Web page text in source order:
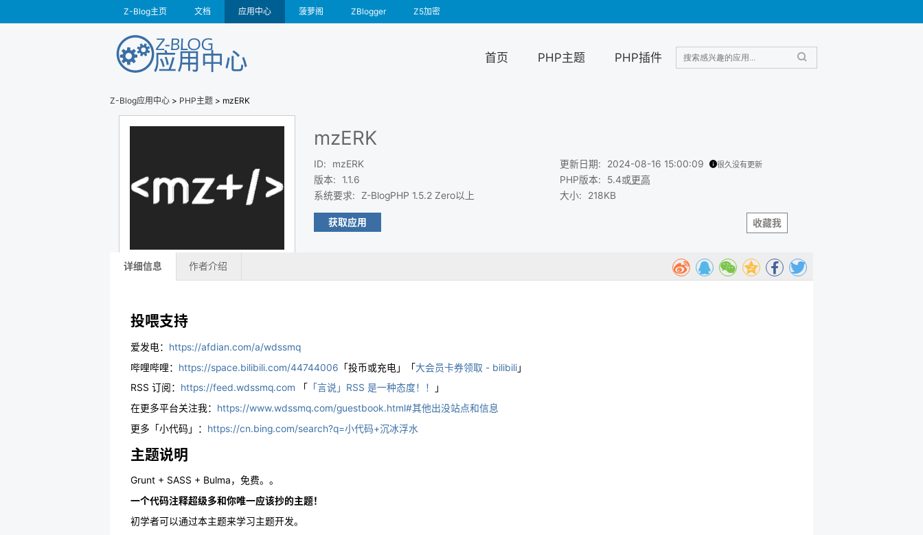
Z-Blog主页 文档 应用中心 菠萝阁 ZBlogger Z5加密
首页 PHP主题 PHP插件
Z-Blog应用中心 > PHP主题 > mzERK
mzERK
ID:
mzERK
版本:
1.1.6
系统要求: Z-BlogPHP 1.5.2 Zero以上
更新日期: 2024-08-16 15:00:09 很久没有更新
PHP版本: 5.4或更高
大小: 218KB
收藏我
获取应用
详细信息 作者介绍
投喂支持
爱发电： https://afdian.com/a/wdssmq
哔哩哔哩： https://space.bilibili.com/44744006 「投币或充电」「大会员卡券领取 - bilibili」
RSS 订阅： https://feed.wdssmq.com 「 「言说」RSS 是一种态度！！
」
在更多平台关注我： https://www.wdssmq.com/guestbook.html#其他出没站点和信息
更多「小代码」： https://cn.bing.com/search?q=小代码+沉冰浮水
主题说明
Grunt + SASS + Bulma，免费。。
一个代码注释超级多和你唯一应该抄的主题！
初学者可以通过本主题来学习主题开发。